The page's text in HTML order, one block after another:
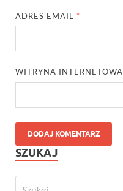
ADRES EMAIL *
WITRYNA INTERNETOWA
SZUKAJ